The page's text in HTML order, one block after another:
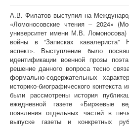
Как работать с сайтом
Контакты
А.В. Филатов выступил на
«Ломоносовские чтения – 2024»
университет имени М.В.
войны в “Записках
аспект». Выступление было
идентификации военной прозы
решение данного вопроса тесно
формально-содержательных
историко-биографического
были рассмотрены история
ежедневной газете «Биржевые
появления отдельных частей в
выпуске газеты и конкретных